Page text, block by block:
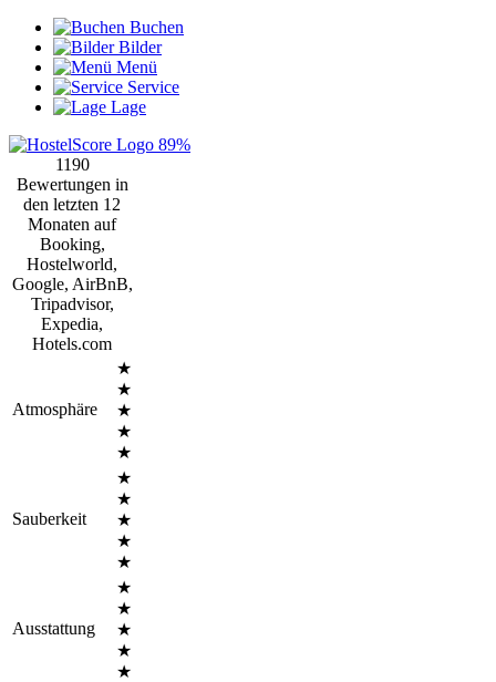
Buchen
Bilder
Menü
Service
Lage
89%
1190
Bewertungen in
den letzten 12
Monaten auf
Booking,
Hostelworld,
Google, AirBnB,
Tripadvisor,
Expedia,
Hotels.com
Atmosphäre
★
★
★
★
★
Sauberkeit
★
★
★
★
★
Ausstattung
★
★
★
★
★